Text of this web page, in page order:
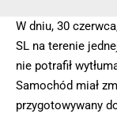
W dniu, 30
SL na terenie
nie potrafił
Samochód miał
przygotowywany